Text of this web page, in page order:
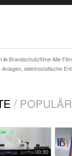
in BrandschutzfilmeAlle
Anlagen, elektrostatische
/ POPULÄR
00:30